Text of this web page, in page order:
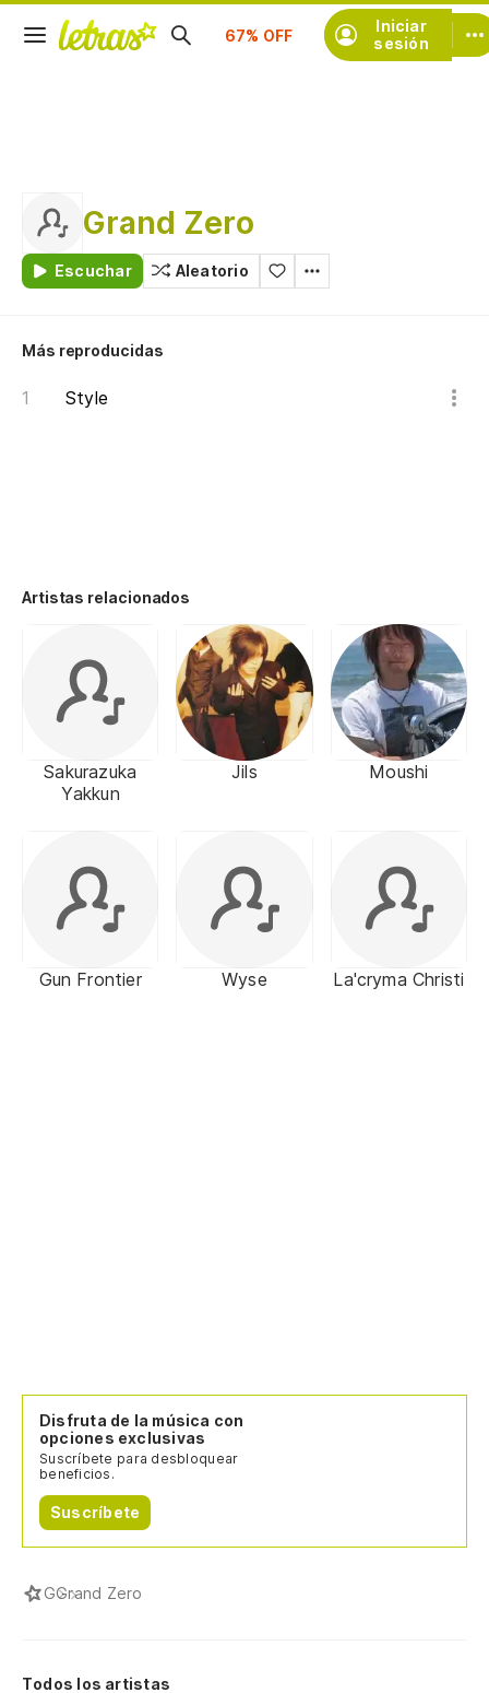
Iniciar
sesión
Suscríbete
Grand Zero
Escuchar Aleatorio
Más reproducidas
Style
Artistas relacionados
Sakurazuka
Yakkun
Jils Moushi
Gun Frontier Wyse La'cryma Christi
Disfruta de la música con
opciones exclusivas
Suscríbete para desbloquear
beneficios.
Suscríbete
GGrand Zero
Todos los artistas